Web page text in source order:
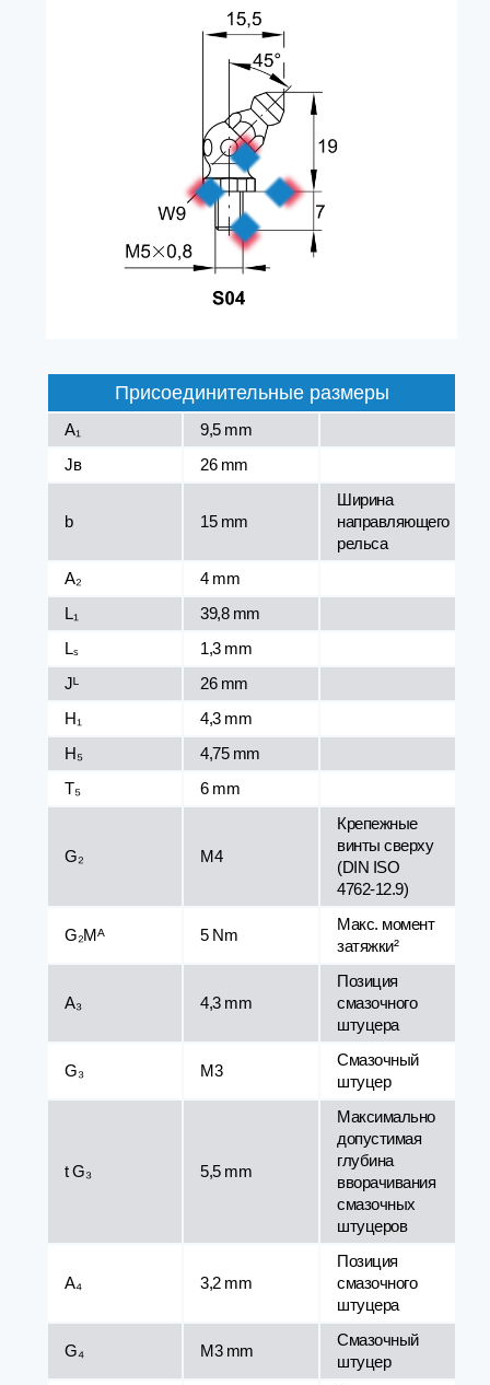
Присоединительные размеры
A₁
9,5 mm
Jв
26 mm
b 15 mm
Ширина
направляющего
рельса
A₂
4 mm
L₁
39,8 mm
Lₛ
1,3 mm
Jᴸ
26 mm
H₁
4,3 mm
H₅
4,75 mm
T₅
6 mm
G₂ M4
Крепежные
винты сверху
(DIN ISO
4762-12.9)
G₂Mᴬ 5 Nm
Макс. момент
затяжки²
A₃ 4,3 mm
Позиция
смазочного
штуцера
G₃ M3
Смазочный
штуцер
t G₃ 5,5 mm
Максимально
допустимая
глубина
вворачивания
смазочных
штуцеров
A₄ 3,2 mm
Позиция
смазочного
штуцера
G₄ M3 mm
Смазочный
штуцер